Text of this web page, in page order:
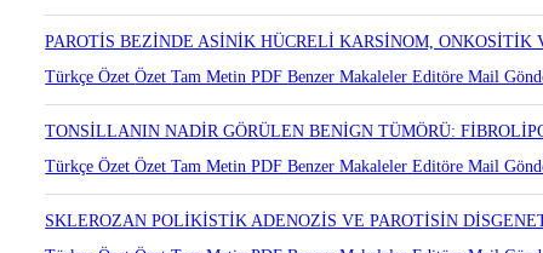
NAZAL GLİAL HETEROTOPİ ( YENİ DOĞANIN NADİR
Türkçe ÖzetÖzetTam MetinPDFBenzer MakalelerEditöre Mail
PAROTİS BEZİNDE ASİNİK HÜCRELİ KARSİNOM, ONKOSİTİK
Türkçe ÖzetÖzetTam MetinPDFBenzer MakalelerEditöre Mail
TONSİLLANIN NADİR GÖRÜLEN BENİGN TÜMÖRÜ:
Türkçe ÖzetÖzetTam MetinPDFBenzer MakalelerEditöre Mail